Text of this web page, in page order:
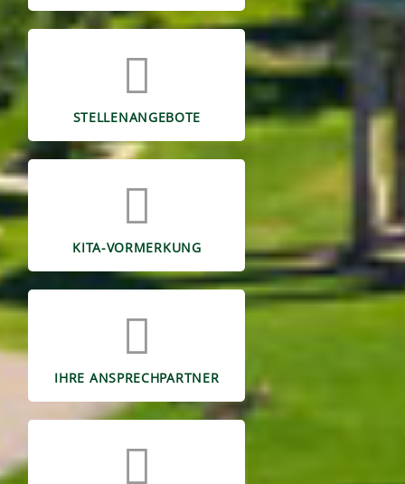
STELLENANGEBOTE
KITA-VORMERKUNG
IHRE ANSPRECHPARTNER